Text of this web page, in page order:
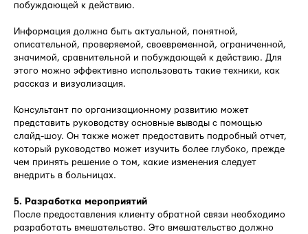
побуждающей к действию.
Информация должна быть актуальной, понятной,
описательной, проверяемой, своевременной, ограниченной,
значимой, сравнительной и побуждающей к действию. Для
этого можно эффективно использовать такие техники, как
рассказ и визуализация.
Консультант по организационному развитию может
представить руководству основные выводы с помощью
слайд-шоу. Он также может предоставить подробный отчет,
который руководство может изучить более глубоко, прежде
чем принять решение о том, какие изменения следует
внедрить в больницах.
5. Разработка мероприятий
После предоставления клиенту обратной связи необходимо
разработать вмешательство. Это вмешательство должно